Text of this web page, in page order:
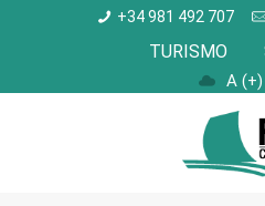
+34 981 492 707
TURISMO
A (+)